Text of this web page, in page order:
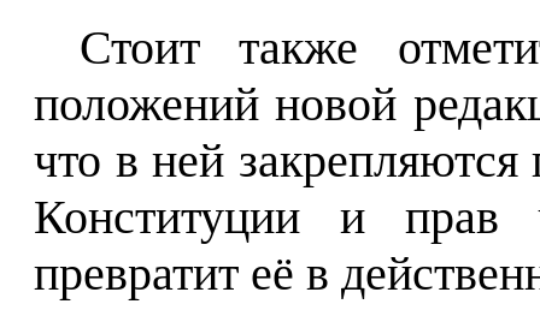
Стоит также
положений новой
что в ней
Конституции и прав
превратит её в